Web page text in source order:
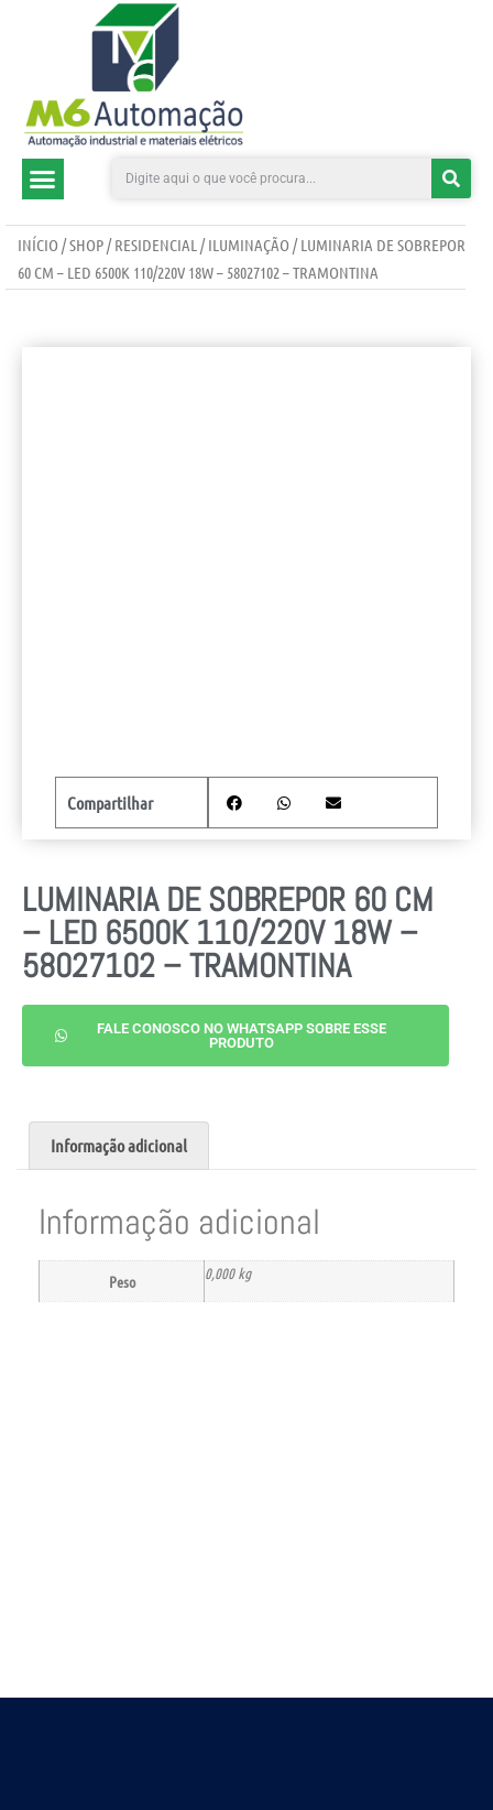
INÍCIO/SHOP/RESIDENCIAL /ILUMINAÇÃO/ LUMINARIA DE SOBREPOR
60 CM – LED 6500K 110/220V 18W – 58027102 – TRAMONTINA
LUMINARIA DE SOBREPOR 60 CM
– LED 6500K 110/220V 18W –
58027102 – TRAMONTINA
FALE CONOSCO NO WHATSAPP SOBRE ESSE
PRODUTO
Compartilhar
Informação adicional
Informação adicional
Peso 0,000 kg